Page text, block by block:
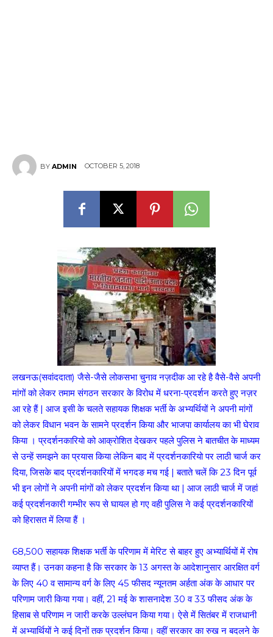
BY ADMIN OCTOBER 5, 2018
लखनऊ(सवांददाता) जैसे-जैसे लोकसभा चुनाव नज़दीक आ रहे है वैसे-वैसे अपनी
मांगों को लेकर तमाम संगठन सरकार के विरोध में धरना-प्रदर्शन करते हुए नज़र
आ रहे हैं | आज इसी के चलते सहायक शिक्षक भर्ती के अभ्यर्थियों ने अपनी मांगों
को लेकर विधान भवन के सामने प्रदर्शन किया और भाजपा कार्यालय का भी घेराव
किया । प्रदर्शनकारियो को आक्रोशित देखकर पहले पुलिस ने बातचीत के माध्यम
से उन्हें समझने का प्रयास किया लेकिन बाद में प्रदर्शनकारियो पर लाठी चार्ज कर
दिया, जिसके बाद प्रदर्शनकारियों में भगदङ मच गई | बताते चलें कि 23 दिन पूर्व
भी इन लोगों ने अपनी मांगों को लेकर प्रदर्शन किया था | आज लाठी चार्ज में जहां
कई प्रदर्शनकारी गम्भीर रूप से घायल हो गए वही पुलिस ने कई प्रदर्शनकारियों
को हिरासत में लिया हैं ।
68,500 सहायक शिक्षक भर्ती के परिणाम में मेरिट से बाहर हुए अभ्यार्थियों में रोष
व्याप्त हैं। उनका कहना है कि सरकार के 13 अगस्त के आदेशानुसार आरक्षित वर्ग
के लिए 40 व सामान्य वर्ग के लिए 45 फीसद न्यूनतम अर्हता अंक के आधार पर
परिणाम जारी किया गया। वहीं, 21 मई के शासनादेश 30 व 33 फीसद अंक के
हिसाब से परिणाम न जारी करके उल्लंघन किया गया। ऐसे में सितंबर में राजधानी
में अभ्यार्थियों ने कई दिनों तक प्रदर्शन किया। वहीं सरकार का रुख न बदलने के